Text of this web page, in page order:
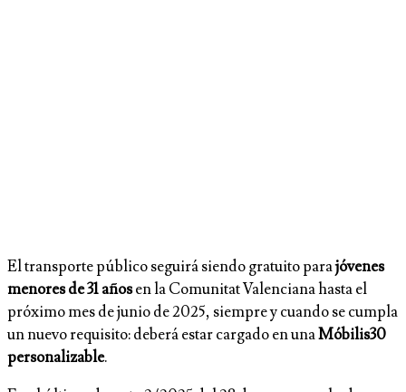
El transporte público seguirá siendo gratuito parajóvenes
menores de 31 añosen la Comunitat Valenciana hasta el
próximo mes de junio de 2025, siempre y cuando se cumpla
un nuevo requisito: deberá estar cargado en unaMóbilis30
personalizable.